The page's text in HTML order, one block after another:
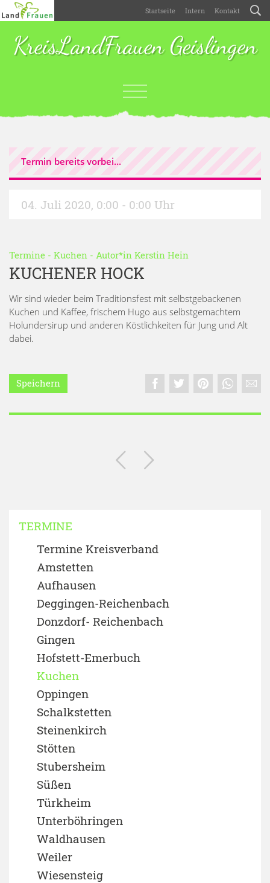
Startseite Intern Kontakt
KreisLandFrauen Geislingen
Termin bereits vorbei...
04. Juli 2020, 0:00 - 0:00 Uhr
Termine - Kuchen - Autor*in Kerstin Hein
KUCHENER HOCK
Wir sind wieder beim Traditionsfest mit selbstgebackenen
Kuchen und Kaffee, frischem Hugo aus selbstgemachtem
Holundersirup und anderen Köstlichkeiten für Jung und Alt
dabei.
Speichern
TERMINE
Termine Kreisverband
Amstetten
Aufhausen
Deggingen-Reichenbach
Donzdorf- Reichenbach
Gingen
Hofstett-Emerbuch
Kuchen
Oppingen
Schalkstetten
Steinenkirch
Stötten
Stubersheim
Süßen
Türkheim
Unterböhringen
Waldhausen
Weiler
Wiesensteig